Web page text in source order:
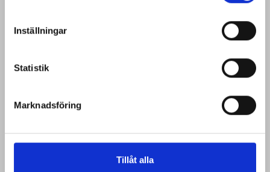
Inställningar
Statistik
Marknadsföring
Tillåt alla